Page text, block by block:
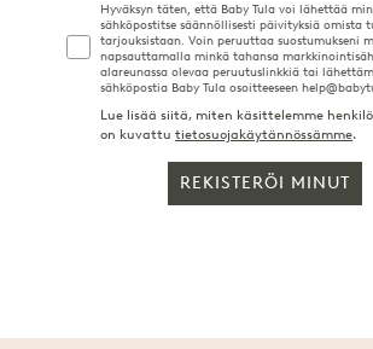
Hyväksyn täten, että Baby Tula voi lähettää
sähköpostitse säännöllisesti päivityksiä omista
tarjouksistaan. Voin peruuttaa suostumukseni
napsauttamalla minkä tahansa
alareunassa olevaa peruutuslinkkiä tai
sähköpostia Baby Tula osoitteeseen
Lue lisää siitä, miten käsittelemme
on kuvattu tietosuojakäytännössämme.
REKISTERÖI MINUT